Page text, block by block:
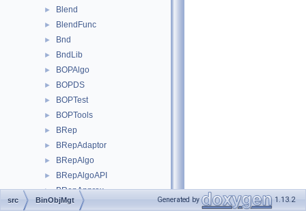
► Blend
► BlendFunc
► Bnd
► BndLib
► BOPAlgo
► BOPDS
► BOPTest
► BOPTools
► BRep
► BRepAdaptor
► BRepAlgo
► BRepAlgoAPI
► BRepApprox
► BRepBlend
src BinObjMgt Generated by 1.13.2